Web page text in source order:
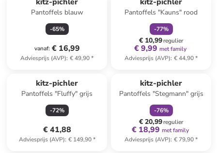
Pantoffels blauw
-65%
vanaf: € 16,99
Adviesprijs (AVP): € 49,90*
Pantoffels "Kauns" rood
-77%
€ 10,99regulier
€ 9,99 met family
Adviesprijs (AVP): € 44,90*
kitz-pichler
Pantoffels "Fluffy" grijs
-72%
€ 41,88
Adviesprijs (AVP): € 149,90*
kitz-pichler
Pantoffels "Stegmann" grijs
-76%
€ 20,99regulier
€ 18,99 met family
Adviesprijs (AVP): € 79,90*